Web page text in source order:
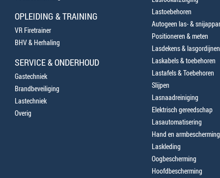
OPLEIDING & TRAINING
VR Firetrainer
BHV & Herhaling
SERVICE & ONDERHOUD
Gastechniek
Brandbeveiliging
Lastechniek
Overig
Lastoebehoren
Autogeen las- &
Positioneren & meten
Lasdekens & lasgordijnen
Laskabels & toebehoren
Lastafels & Toebehoren
Slijpen
Lasnaadreiniging
Elektrisch gereedschap
Lasautomatisering
Hand en armbescherming
Laskleding
Oogbescherming
Hoofdbescherming